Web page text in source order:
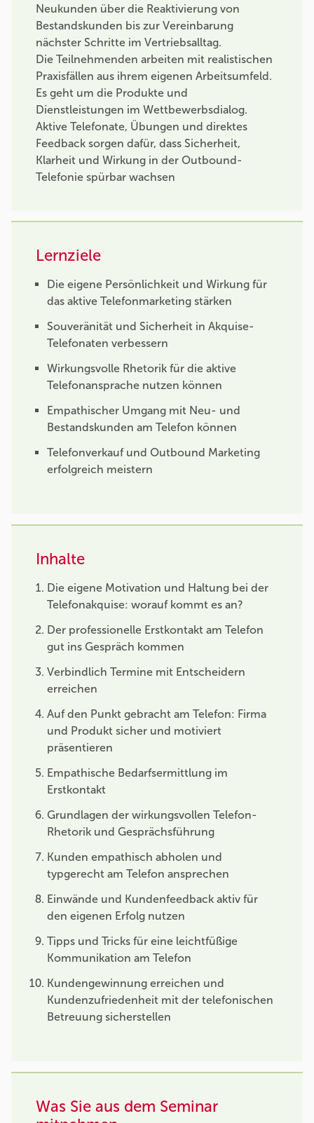
Neukunden über die Reaktivierung von
Bestandskunden bis zur Vereinbarung
nächster Schritte im Vertriebsalltag.
Die Teilnehmenden arbeiten mit realistischen
Praxisfällen aus ihrem eigenen Arbeitsumfeld.
Es geht um die Produkte und
Dienstleistungen im Wettbewerbsdialog.
Aktive Telefonate, Übungen und direktes
Feedback sorgen dafür, dass Sicherheit,
Klarheit und Wirkung in der Outbound-
Telefonie spürbar wachsen
Lernziele
Die eigene Persönlichkeit und Wirkung für
das aktive Telefonmarketing stärken
Souveränität und Sicherheit in Akquise-
Telefonaten verbessern
Wirkungsvolle Rhetorik für die aktive
Telefonansprache nutzen können
Empathischer Umgang mit Neu- und
Bestandskunden am Telefon können
Telefonverkauf und Outbound Marketing
erfolgreich meistern
Inhalte
Die eigene Motivation und Haltung bei der
Telefonakquise: worauf kommt es an?
Der professionelle Erstkontakt am Telefon
gut ins Gespräch kommen
Verbindlich Termine mit Entscheidern
erreichen
Auf den Punkt gebracht am Telefon: Firma
und Produkt sicher und motiviert
präsentieren
Empathische Bedarfsermittlung im
Erstkontakt
Grundlagen der wirkungsvollen Telefon-
Rhetorik und Gesprächsführung
Kunden empathisch abholen und
typgerecht am Telefon ansprechen
Einwände und Kundenfeedback aktiv für
den eigenen Erfolg nutzen
Tipps und Tricks für eine leichtfüßige
Kommunikation am Telefon
Kundengewinnung erreichen und
Kundenzufriedenheit mit der telefonischen
Betreuung sicherstellen
Was Sie aus dem Seminar